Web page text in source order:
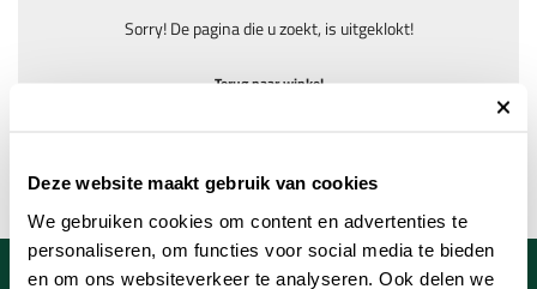
Deze website maakt gebruik van cookies
We gebruiken cookies om content en advertenties te
personaliseren, om functies voor social media te bieden
en om ons websiteverkeer te analyseren. Ook delen we
Sorry! De pagina die u zoekt, is uitgeklokt!
Terug naar winkel
Meld je aan voor onze nieuwsbrief